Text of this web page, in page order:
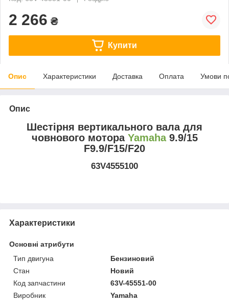
2 266 ₴
Купити
Опис Характеристики Доставка Оплата Умови
Опис
Шестірня вертикального вала для
човнового мотора Yamaha9.9/15
F9.9/F15/F20
63V4555100
Характеристики
Основні атрибути
Тип двигуна
Бензиновий
Стан
Новий
Код запчастини
63V-45551-00
Виробник
Yamaha